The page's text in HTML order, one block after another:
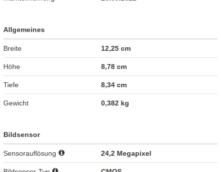
Allgemeines
Breite 12,25 cm
Höhe 8,78 cm
Tiefe 8,34 cm
Gewicht 0,382 kg
Bildsensor
Sensorauflösung 24,2 Megapixel